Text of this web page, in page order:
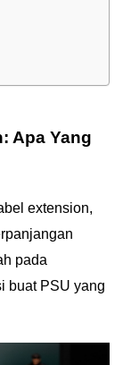
Apa Yang
extension,
pada
buat PSU yang